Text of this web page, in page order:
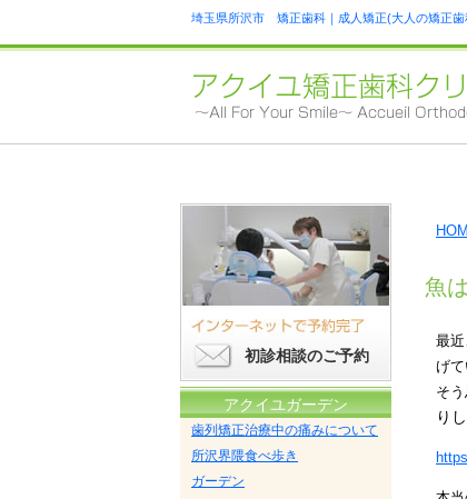
埼玉県所沢市 矯正歯科｜成人矯正(大人の矯正歯
魚
最
げ
そ
り
初診相談のご予約
アクイユガーデン
歯列矯正治療中の痛みについて
所沢界隈食べ歩き
ガーデン